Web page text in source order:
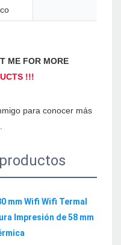
para conocer más
mm Wifi Wifi Termal
Impresión de 58 mm